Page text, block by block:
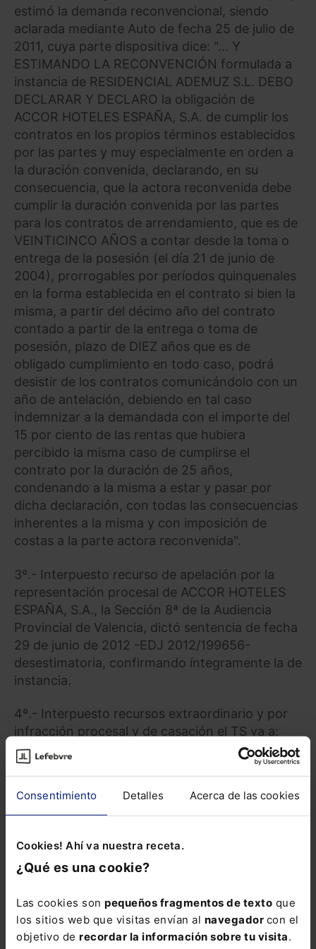
Consentimiento Detalles Acerca de las cookies
Cookies! Ahí va nuestra receta.
¿Qué es una cookie?
Las cookies son pequeños fragmentos de texto que
los sitios web que visitas envían al navegador con el
objetivo de recordar la información sobre tu visita.
estimó la demanda reconvencional, siendo
aclarada mediante Auto de fecha 25 de julio de
2011, cuya parte dispositiva dice: "... Y
ESTIMANDO LA RECONVENCIÓN formulada a
instancia de RESIDENCIAL ADEMUZ S.L. DEBO
DECLARAR Y DECLARO la obligación de
ACCOR HOTELES ESPAÑA, S.A. de cumplir los
contratos en los propios términos establecidos
por las partes y muy especialmente en orden a
la duración convenida, declarando, en su
consecuencia, que la actora reconvenida debe
cumplir la duración convenida por las partes
para los contratos de arrendamiento, que es de
VEINTICINCO AÑOS a contar desde la toma o
entrega de la posesión (el día 21 de junio de
2004), prorrogables por períodos quinquenales
en la forma establecida en el contrato si bien la
misma, a partir del décimo año del contrato
contado a partir de la entrega o toma de
posesión, plazo de DIEZ años que es de
obligado cumplimiento en todo caso, podrá
desistir de los contratos comunicándolo con un
año de antelación, debiendo en tal caso
indemnizar a la demandada con el importe del
15 por ciento de las rentas que hubiera
percibido la misma caso de cumplirse el
contrato por la duración de 25 años,
condenando a la misma a estar y pasar por
dicha declaración, con todas las consecuencias
inherentes a la misma y con imposición de
costas a la parte actora reconvenida".
3º.- Interpuesto recurso de apelación por la
representación procesal de ACCOR HOTELES
ESPAÑA, S.A., la Sección 8ª de la Audiencia
Provincial de Valencia, dictó sentencia de fecha
29 de junio de 2012 -EDJ 2012/199656-
desestimatoria, confirmando íntegramente la de
instancia.
4º.- Interpuesto recursos extraordinario y por
infracción procesal y de casación el TS va a:
“ 1. Estimar parcialmente el recurso
mercantil "Accor Hoteles de España, S.A."
contra la sentencia dictada, con fecha 29 de
Valencia, Sección 8ª, en el rollo de apelación
num. 890/2011 -EDJ 2012/199656-.
2. Estimar lo alegado en el motivo sexto del
recurso de casación interpuesto por dicha
litigante, con estimación parcial del recurso